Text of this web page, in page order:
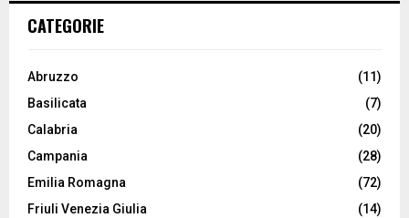
CATEGORIE
Abruzzo
(11)
Basilicata
(7)
Calabria
(20)
Campania
(28)
Emilia Romagna
(72)
Friuli Venezia Giulia
(14)